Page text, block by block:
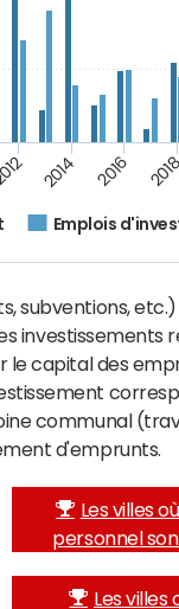
Emplois
2014 2016 2018
subventions,
investissements
le capital des
communal
d'emprunts.
Les villes
personnel
Les villes